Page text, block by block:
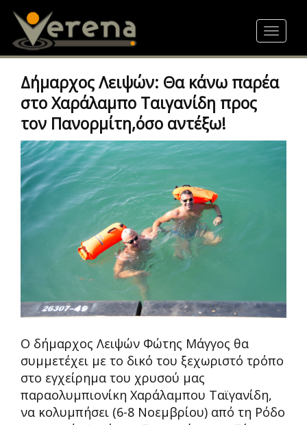
content
Toggle
Δήμαρχος Λειψών: Θα κάνω παρέα
στο Χαράλαμπο Ταιγανίδη προς
τον Πανορμίτη,όσο αντέξω!
Ο δήμαρχος Λειψών Φώτης Μάγγος θα
συμμετέχει με το δικό του ξεχωριστό τρόπο
στο εγχείρημα του χρυσού μας
παραολυμπιονίκη Χαράλαμπου Ταϊγανίδη,
να κολυμπήσει (6-8 Νοεμβρίου) από τη Ρόδο